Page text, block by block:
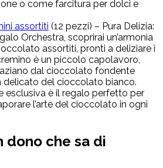
o come farcitura per dolci e
assortiti (12 pezzi) – Pura Delizia:
Orchestra, scoprirai un’armonia
assortiti, pronti a deliziare i
è un piccolo capolavoro,
dal cioccolato fondente
delicato del cioccolato bianco.
esclusiva è il regalo perfetto per
l’arte del cioccolato in ogni
dono che sa di